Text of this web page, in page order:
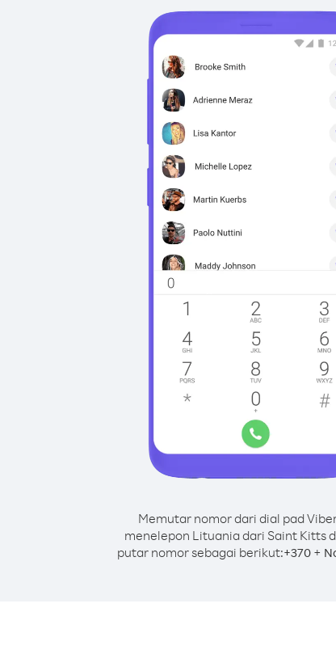
Memutar nomor dari dial pad
menelepon Lituania dari Saint Kitts
putar nomor sebagai berikut:+370 +